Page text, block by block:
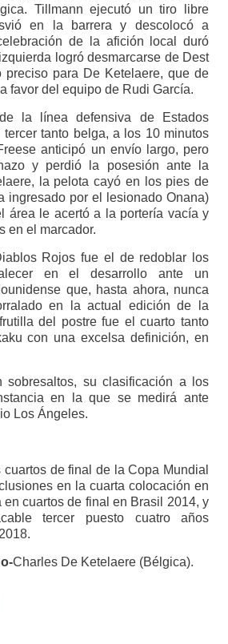
Tillmann ejecutó un tiro libre
en la barrera y descolocó a
de la afición local duró
logró desmarcarse de Dest
preciso para De Ketelaere, que de
favor del equipo de Rudi García.
la línea defensiva de Estados
tanto belga, a los 10 minutos
anticipó un envío largo, pero
y perdió la posesión ante la
la pelota cayó en los pies de
ingresado por el lesionado Onana)
área le acertó a la portería vacía y
en el marcador.
Rojos fue el de redoblar los
en el desarrollo ante un
que, hasta ahora, nunca
en la actual edición de la
del postre fue el cuarto tanto
con una excelsa definición, en
sobresaltos, su clasificación a los
en la que se medirá ante
Los Ángeles.
de final de la Copa Mundial
en la cuarta colocación en
en cuartos de final en Brasil 2014, y
tercer puesto cuatro años
Charles De Ketelaere (Bélgica).